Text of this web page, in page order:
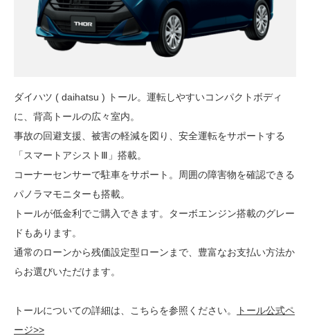
ダイハツ ( daihatsu ) トール。運転しやすいコンパクトボディ
に、背高トールの広々室内。
事故の回避支援、被害の軽減を図り、安全運転をサポートする
「スマートアシストⅢ」搭載。
コーナーセンサーで駐車をサポート。周囲の障害物を確認できる
パノラマモニターも搭載。
トールが低金利でご購入できます。ターボエンジン搭載のグレー
ドもあります。
通常のローンから残価設定型ローンまで、豊富なお支払い方法か
らお選びいただけます。
トールについての詳細は、こちらを参照ください。
トール公式ペ
ージ>>